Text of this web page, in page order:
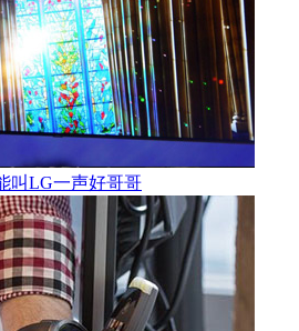
叫LG一声好哥哥